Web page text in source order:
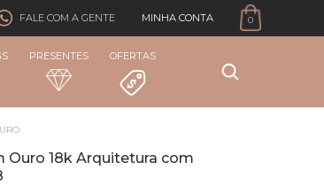
FALE COM A GENTE MINHA CONTA 0
PRESENTES OFERTAS
Ouro 18k Arquitetura com